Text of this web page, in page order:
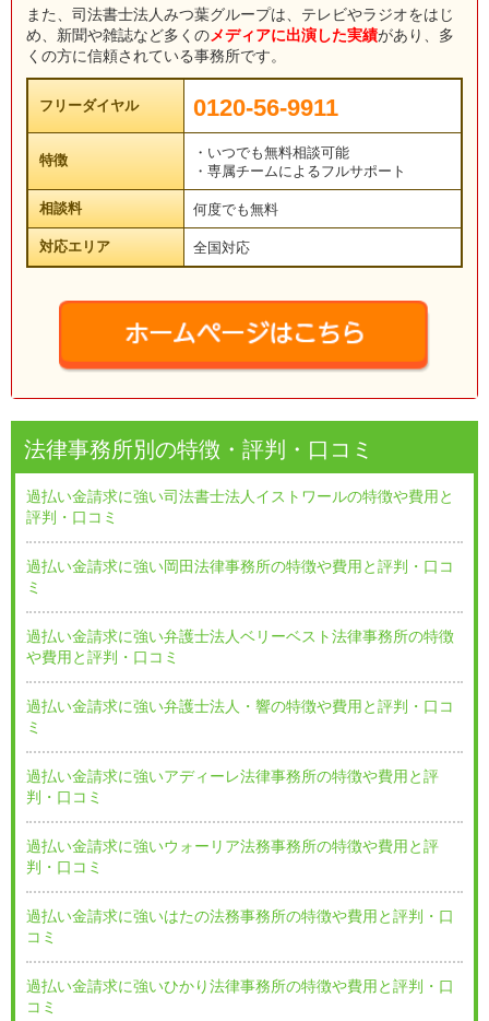
また、司法書士法人みつ葉グループは、テレビやラジオをはじ
め、新聞や雑誌など多くのメディアに出演した実績があり、多
くの方に信頼されている事務所です。
フリーダイヤル 0120-56-9911
特徴
・いつでも無料相談可能
・専属チームによるフルサポート
相談料 何度でも無料
対応エリア 全国対応
法律事務所別の特徴・評判・口コミ
過払い金請求に強い司法書士法人イストワールの特徴や費用と
評判・口コミ
過払い金請求に強い岡田法律事務所の特徴や費用と評判・口コ
ミ
過払い金請求に強い弁護士法人ベリーベスト法律事務所の特徴
や費用と評判・口コミ
過払い金請求に強い弁護士法人・響の特徴や費用と評判・口コ
ミ
過払い金請求に強いアディーレ法律事務所の特徴や費用と評
判・口コミ
過払い金請求に強いウォーリア法務事務所の特徴や費用と評
判・口コミ
過払い金請求に強いはたの法務事務所の特徴や費用と評判・口
コミ
過払い金請求に強いひかり法律事務所の特徴や費用と評判・口
コミ